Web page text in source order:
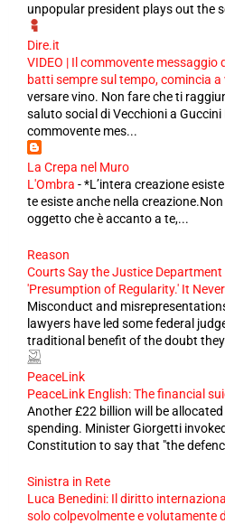
unpopular president plays out the
Dire.it
VIDEO | Il commovente messaggio
batti sempre sul tempo, comincia a
versare vino. Non fare che ti
saluto social di Vecchioni a Guccini
commovente mes...
La Crepa nel Muro
L'Ombra -*L’intera creazione
te esiste anche nella
oggetto che è accanto a te,...
Reason
Courts Say the Justice
'Presumption of Regularity.' It
Misconduct and
lawyers have led some federal
traditional benefit of the doubt
PeaceLink
PeaceLink English: The financial
Another £22 billion will be
spending. Minister Giorgetti
Constitution to say that "the
Sinistra in Rete
Luca Benedini: Il diritto
solo colpevolmente e volutamente